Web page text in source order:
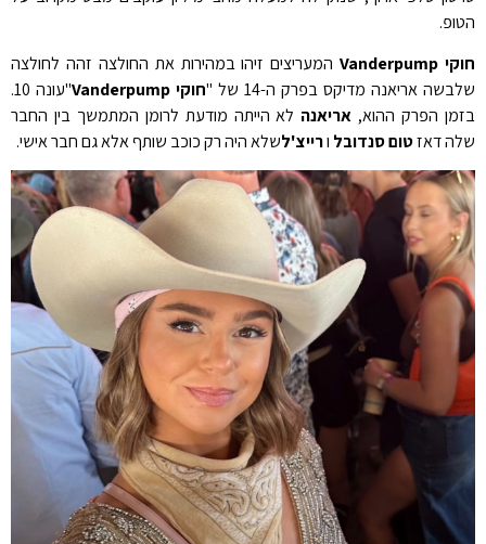
הטופ.
חוקי Vanderpump
המעריצים זיהו במהירות את החולצה זהה לחולצה
שלבשה אריאנה מדיקס בפרק ה-14 של "
חוקי Vanderpump
"עונה 10.
בזמן הפרק ההוא, אריאנה לא הייתה מודעת לרומן המתמשך בין החבר
שלה דאזטום סנדובל ורייצ'לשלא היה רק ​​כוכב שותף אלא גם חבר אישי.